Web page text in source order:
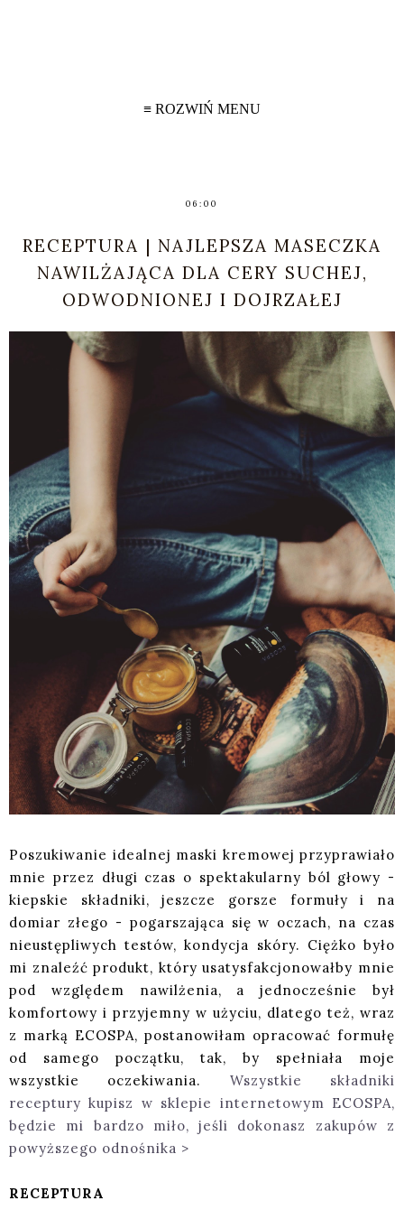
≡ ROZWIŃ MENU
06:00
RECEPTURA | NAJLEPSZA MASECZKA
NAWILŻAJĄCA DLA CERY SUCHEJ,
ODWODNIONEJ I DOJRZAŁEJ
Poszukiwanie idealnej maski kremowej przyprawiało
mnie przez długi czas o spektakularny ból głowy -
kiepskie składniki, jeszcze gorsze formuły i na
domiar złego - pogarszająca się w oczach, na czas
nieustępliwych testów, kondycja skóry. Ciężko było
mi znaleźć produkt, który usatysfakcjonowałby mnie
pod względem nawilżenia, a jednocześnie był
komfortowy i przyjemny w użyciu, dlatego też, wraz
z marką ECOSPA, postanowiłam opracować formułę
od samego początku, tak, by spełniała moje
wszystkie oczekiwania. Wszystkie składniki
receptury kupisz w sklepie internetowym ECOSPA,
będzie mi bardzo miło, jeśli dokonasz zakupów z
powyższego odnośnika >
RECEPTURA